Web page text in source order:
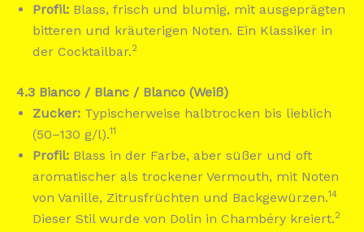
Profil: Blass, frisch und blumig, mit ausgeprägten
bitteren und kräuterigen Noten. Ein Klassiker in
der Cocktailbar.2
4.3 Bianco / Blanc / Blanco (Weiß)
Zucker: Typischerweise halbtrocken bis lieblich
(50–130 g/l).11
Profil: Blass in der Farbe, aber süßer und oft
aromatischer als trockener Vermouth, mit Noten
von Vanille, Zitrusfrüchten und Backgewürzen.14
Dieser Stil wurde von Dolin in Chambéry kreiert.2